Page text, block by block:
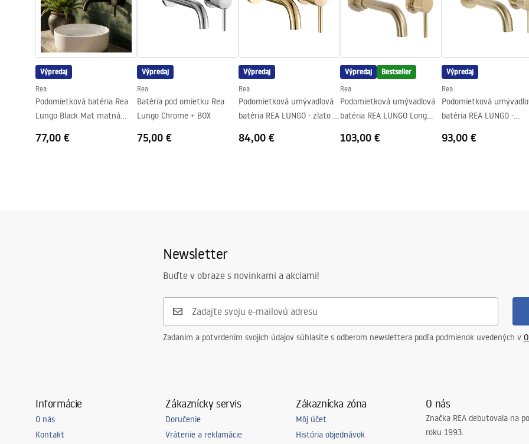
Technológia povrchovej úpravy
Priemer pripojenia
Výpredaj
Rea
Podomietková batéria Rea
Lungo Black Mat matná
77,00 €
Výpredaj
Rea
Batéria pod omietku Rea
Lungo Chrome + BOX
75,00 €
Výpredaj
Rea
Podomietková umývadlová
batéria REA LUNGO - zlato +
84,00 €
Výpredaj Bestseller
Rea
Podomietková umývadlová
batéria REA LUNGO Long
103,00 €
Výpredaj
Rea
Podomietková
batéria REA LUNGO -
93,00 €
Newsletter
Buďte v obraze s novinkami a akciami!
Zadaním a potvrdením svojich údajov súhlasíte s odberom newslettera podľa podmienok uvedených v
Informácie
O nás
Kontakt
Zákaznícky servis
Doručenie
Vrátenie a reklamácie
Zákaznícka zóna
Môj účet
História objednávok
O nás
Značka REA debutovala na
roku 1993.